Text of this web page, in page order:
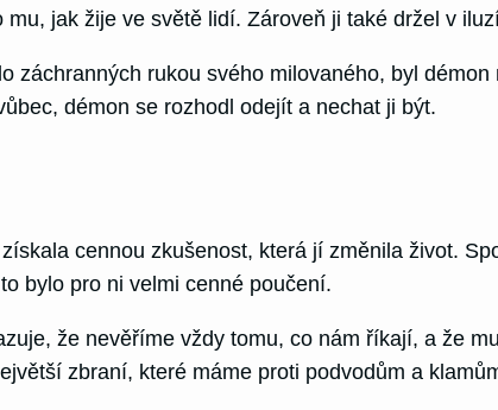
jak žije ve světě lidí. Zároveň ji také držel v
záchranných rukou svého milovaného, byl
démon se rozhodl odejít a nechat ji být.
cennou zkušenost, která jí změnila život.
bylo pro ni velmi cenné poučení.
že nevěříme vždy tomu, co nám říkají, a že
zbraní, které máme proti podvodům a